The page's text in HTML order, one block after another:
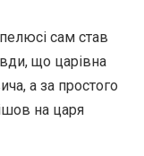
сам став
що царівна
а за простого
на царя